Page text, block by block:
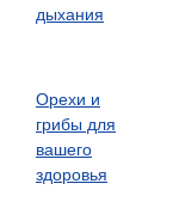
дыхания
Орехи и
грибы для
вашего
здоровья